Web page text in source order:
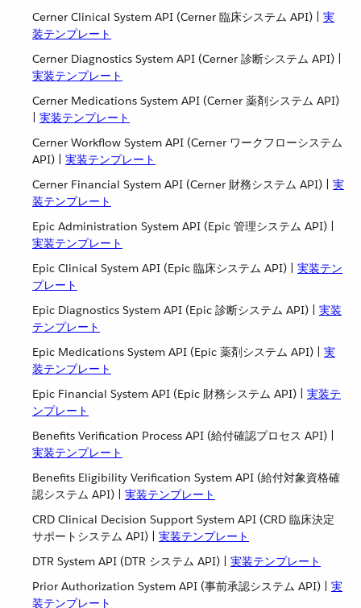
Cerner Clinical System API (Cerner 臨床システム API) | 実
装テンプレート
Cerner Diagnostics System API (Cerner 診断システム API) |
実装テンプレート
Cerner Medications System API (Cerner 薬剤システム API)
実装テンプレート
Cerner Workflow System API (Cerner ワークフローシステム
API) | 実装テンプレート
Cerner Financial System API (Cerner 財務システム API) | 実
装テンプレート
Epic Administration System API (Epic 管理システム API) |
実装テンプレート
Epic Clinical System API (Epic 臨床システム API) | 実装テン
プレート
Epic Diagnostics System API (Epic 診断システム API) | 実装
テンプレート
Epic Medications System API (Epic 薬剤システム API) | 実
装テンプレート
Epic Financial System API (Epic 財務システム API) | 実装テ
ンプレート
Benefits Verification Process API (給付確認プロセス API) |
実装テンプレート
Benefits Eligibility Verification System API (給付対象資格確
認システム API) | 実装テンプレート
CRD Clinical Decision Support System API (CRD 臨床決定
サポートシステム API) | 実装テンプレート
DTR System API (DTR システム API) | 実装テンプレート
Prior Authorization System API (事前承認システム API) | 実
装テンプレート